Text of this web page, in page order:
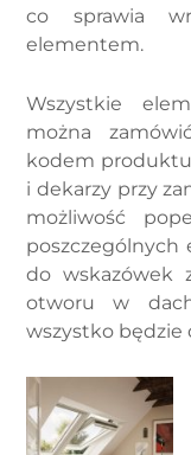
co sprawia
elementem.
Wszystkie
można
kodem
i dekarzy przy
możliwość
poszczególnych
do wskazówek
otworu w
wszystko będzie